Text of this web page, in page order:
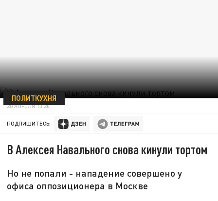
ПОЛИТКУХНЯ
28 АПРЕЛЯ 13:20
ПОДПИШИТЕСЬ:
В Алексея Навального снова кинули тортом
Но не попали - нападение совершено у
офиса оппозиционера в Москве